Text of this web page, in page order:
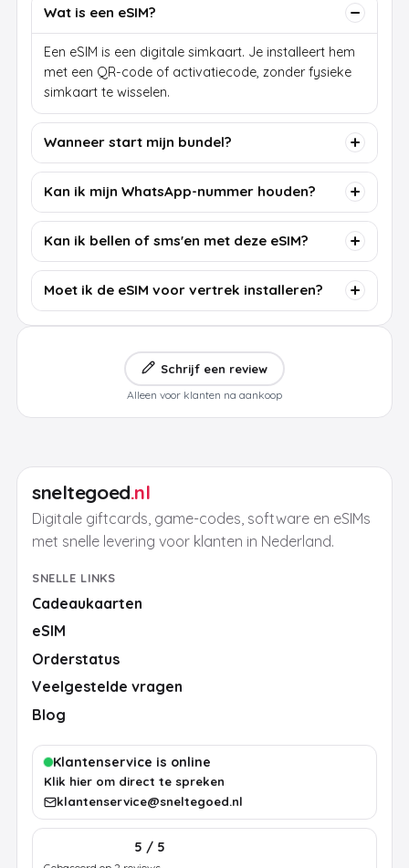
Wat is een eSIM?
Een eSIM is een digitale simkaart. Je installeert hem
met een QR-code of activatiecode, zonder fysieke
simkaart te wisselen.
Wanneer start mijn bundel?
Kan ik mijn WhatsApp-nummer houden?
Kan ik bellen of sms'en met deze eSIM?
Moet ik de eSIM voor vertrek installeren?
Schrijf een review
Alleen voor klanten na aankoop
sneltegoed.nl
Digitale giftcards, game-codes, software en eSIMs
met snelle levering voor klanten in Nederland.
SNELLE LINKS
Cadeaukaarten
eSIM
Orderstatus
Veelgestelde vragen
Blog
Klantenservice is online
Klik hier om direct te spreken
klantenservice@sneltegoed.nl
5 / 5